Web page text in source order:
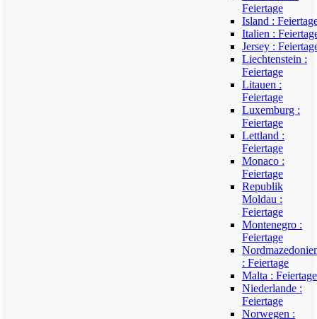
Feiertage
Island :
Italien :
Jersey :
Liechtenstein :
Feiertage
Litauen :
Feiertage
Luxemburg :
Feiertage
Lettland :
Feiertage
Monaco :
Feiertage
Republik
Moldau :
Feiertage
Montenegro :
Feiertage
: Feiertage
Malta : Feiertage
Niederlande :
Feiertage
Norwegen :